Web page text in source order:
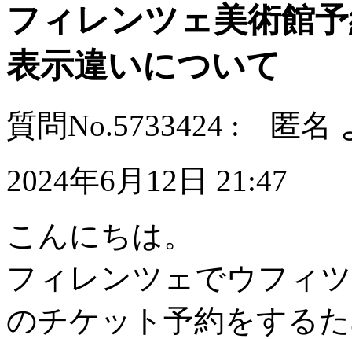
フィレンツェ美術館
表示違いについて
質問No.5733424 : 匿名
2024年6月12日 21:47
こんにちは。
フィレンツェでウフィ
のチケット予約をする